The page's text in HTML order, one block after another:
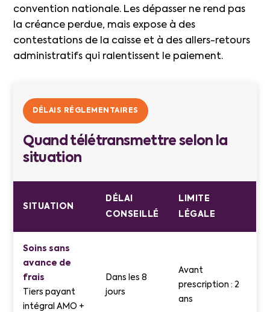
convention nationale. Les dépasser ne rend pas
la créance perdue, mais expose à des
contestations de la caisse et à des allers-retours
administratifs qui ralentissent le paiement.
DÉLAIS RÉGLEMENTAIRES
Quand télétransmettre selon la
situation
SITUATION
DÉLAI
CONSEILLÉ
LIMITE
LÉGALE
Soins sans
avance de
frais
Tiers payant
intégral AMO +
Dans les 8
jours
Avant
prescription : 2
ans